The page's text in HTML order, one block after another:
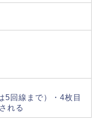
5回線まで）・4枚目
れる